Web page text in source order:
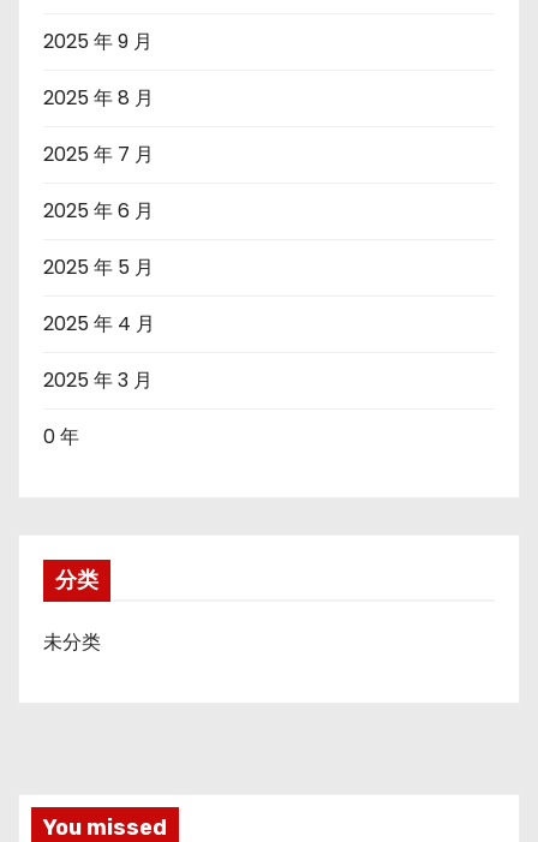
2025 年 9 月
2025 年 8 月
2025 年 7 月
2025 年 6 月
2025 年 5 月
2025 年 4 月
2025 年 3 月
0 年
分类
未分类
You missed